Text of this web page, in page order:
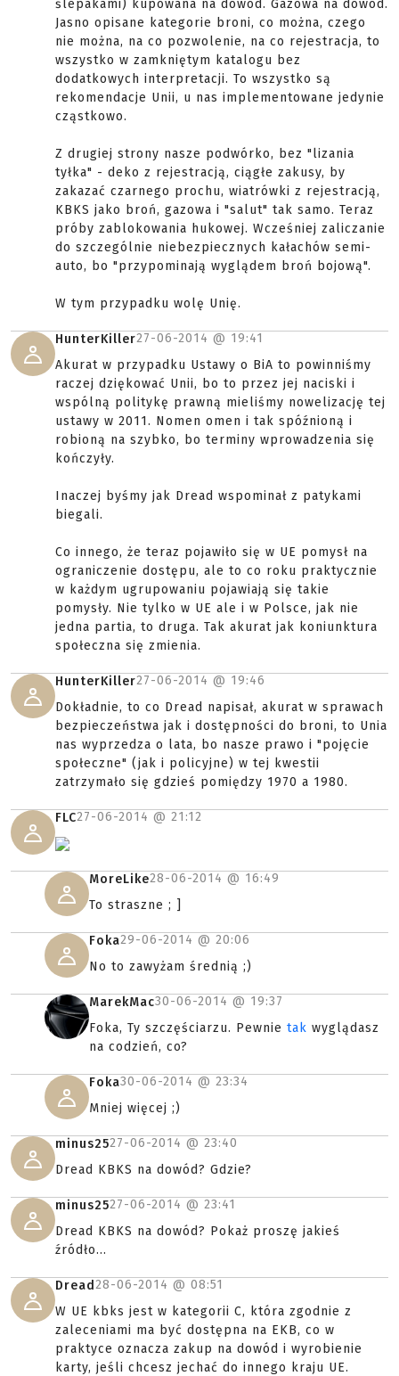
ślepakami) kupowana na dowód. Gazowa na dowód.
Jasno opisane kategorie broni, co można, czego
nie można, na co pozwolenie, na co rejestracja, to
wszystko w zamkniętym katalogu bez
dodatkowych interpretacji. To wszystko są
rekomendacje Unii, u nas implementowane jedynie
cząstkowo.
Z drugiej strony nasze podwórko, bez "lizania
tyłka" - deko z rejestracją, ciągłe zakusy, by
zakazać czarnego prochu, wiatrówki z rejestracją,
KBKS jako broń, gazowa i "salut" tak samo. Teraz
próby zablokowania hukowej. Wcześniej zaliczanie
do szczególnie niebezpiecznych kałachów semi-
auto, bo "przypominają wyglądem broń bojową".
W tym przypadku wolę Unię.
HunterKiller27-06-2014 @ 19:41
Akurat w przypadku Ustawy o BiA to powinniśmy
raczej dziękować Unii, bo to przez jej naciski i
wspólną politykę prawną mieliśmy nowelizację tej
ustawy w 2011. Nomen omen i tak spóźnioną i
robioną na szybko, bo terminy wprowadzenia się
kończyły.
Inaczej byśmy jak Dread wspominał z patykami
biegali.
Co innego, że teraz pojawiło się w UE pomysł na
ograniczenie dostępu, ale to co roku praktycznie
w każdym ugrupowaniu pojawiają się takie
pomysły. Nie tylko w UE ale i w Polsce, jak nie
jedna partia, to druga. Tak akurat jak koniunktura
społeczna się zmienia.
HunterKiller27-06-2014 @ 19:46
Dokładnie, to co Dread napisał, akurat w sprawach
bezpieczeństwa jak i dostępności do broni, to Unia
nas wyprzedza o lata, bo nasze prawo i "pojęcie
społeczne" (jak i policyjne) w tej kwestii
zatrzymało się gdzieś pomiędzy 1970 a 1980.
FLC27-06-2014 @ 21:12
MoreLike28-06-2014 @ 16:49
To straszne ; ]
Foka29-06-2014 @ 20:06
No to zawyżam średnią ;)
MarekMac30-06-2014 @ 19:37
Foka, Ty szczęściarzu. Pewnie tak wyglądasz
na codzień, co?
Foka30-06-2014 @ 23:34
Mniej więcej ;)
minus2527-06-2014 @ 23:40
Dread KBKS na dowód? Gdzie?
minus2527-06-2014 @ 23:41
Dread KBKS na dowód? Pokaż proszę jakieś
źródło...
Dread28-06-2014 @ 08:51
W UE kbks jest w kategorii C, która zgodnie z
zaleceniami ma być dostępna na EKB, co w
praktyce oznacza zakup na dowód i wyrobienie
karty, jeśli chcesz jechać do innego kraju UE.